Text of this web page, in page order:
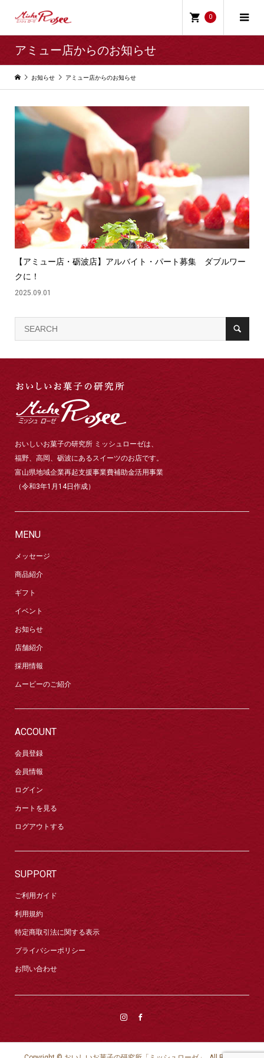
0
アミュー店からのお知らせ
お知らせ アミュー店からのお知らせ
【アミュー店・砺波店】アルバイト・パート募集 ダブルワー
クに！
2025.09.01
おいしいお菓子の研究所 ミッシュローゼは、
福野、高岡、砺波にあるスイーツのお店です。
富山県地域企業再起支援事業費補助金活用事業
（令和3年1月14日作成）
MENU
メッセージ
商品紹介
ギフト
イベント
お知らせ
店舗紹介
採用情報
ムービーのご紹介
ACCOUNT
会員登録
会員情報
ログイン
カートを見る
ログアウトする
SUPPORT
ご利用ガイド
利用規約
特定商取引法に関する表示
プライバシーポリシー
お問い合わせ